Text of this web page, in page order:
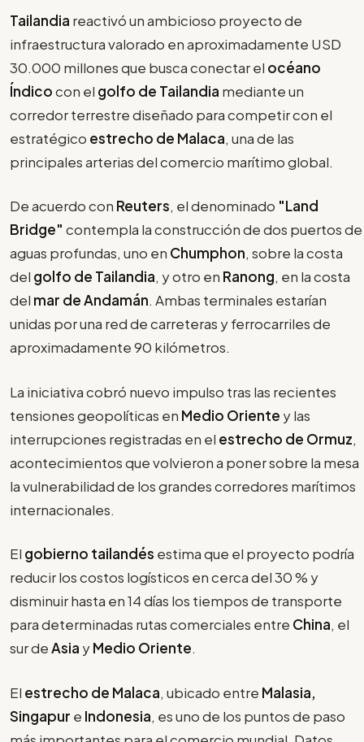
Tailandia reactivó un ambicioso proyecto de
infraestructura valorado en aproximadamente USD
30.000 millones que busca conectar el océano
Índicocon el golfo de Tailandia mediante un
corredor terrestre diseñado para competir con el
estratégico estrecho de Malaca, una de las
principales arterias del comercio marítimo global.
De acuerdo con Reuters, el denominado "Land
Bridge" contempla la construcción de dos puertos de
aguas profundas, uno en Chumphon, sobre la costa
del golfo de Tailandia, y otro en Ranong, en la costa
del mar de Andamán. Ambas terminales estarían
unidas por una red de carreteras y ferrocarriles de
aproximadamente 90 kilómetros.
La iniciativa cobró nuevo impulso tras las recientes
tensiones geopolíticas en Medio Oriente y las
interrupciones registradas en el estrecho de Ormuz,
acontecimientos que volvieron a poner sobre la mesa
la vulnerabilidad de los grandes corredores marítimos
internacionales.
El gobierno tailandés estima que el proyecto podría
reducir los costos logísticos en cerca del 30 % y
disminuir hasta en 14 días los tiempos de transporte
para determinadas rutas comerciales entre China, el
sur deAsia yMedio Oriente.
El estrecho de Malaca, ubicado entre Malasia,
Singapur e Indonesia, es uno de los puntos de paso